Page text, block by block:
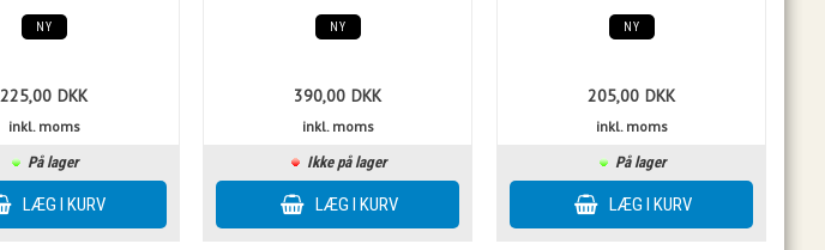
NY
225,00 DKK
inkl. moms
På lager
NY
390,00 DKK
inkl. moms
Ikke på lager
NY
205,00 DKK
inkl. moms
På lager